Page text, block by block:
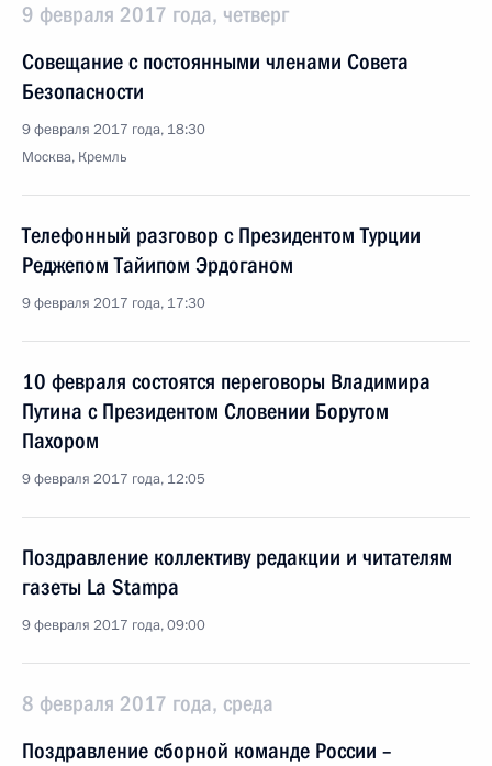
9 февраля 2017 года, четверг
Совещание с постоянными членами Совета
Безопасности
9 февраля 2017 года, 18:30
Москва, Кремль
Телефонный разговор с Президентом Турции
Реджепом Тайипом Эрдоганом
9 февраля 2017 года, 17:30
10 февраля состоятся переговоры Владимира
Путина с Президентом Словении Борутом
Пахором
9 февраля 2017 года, 12:05
Поздравление коллективу редакции и читателям
газеты La Stampa
9 февраля 2017 года, 09:00
8 февраля 2017 года, среда
Поздравление сборной команде России –